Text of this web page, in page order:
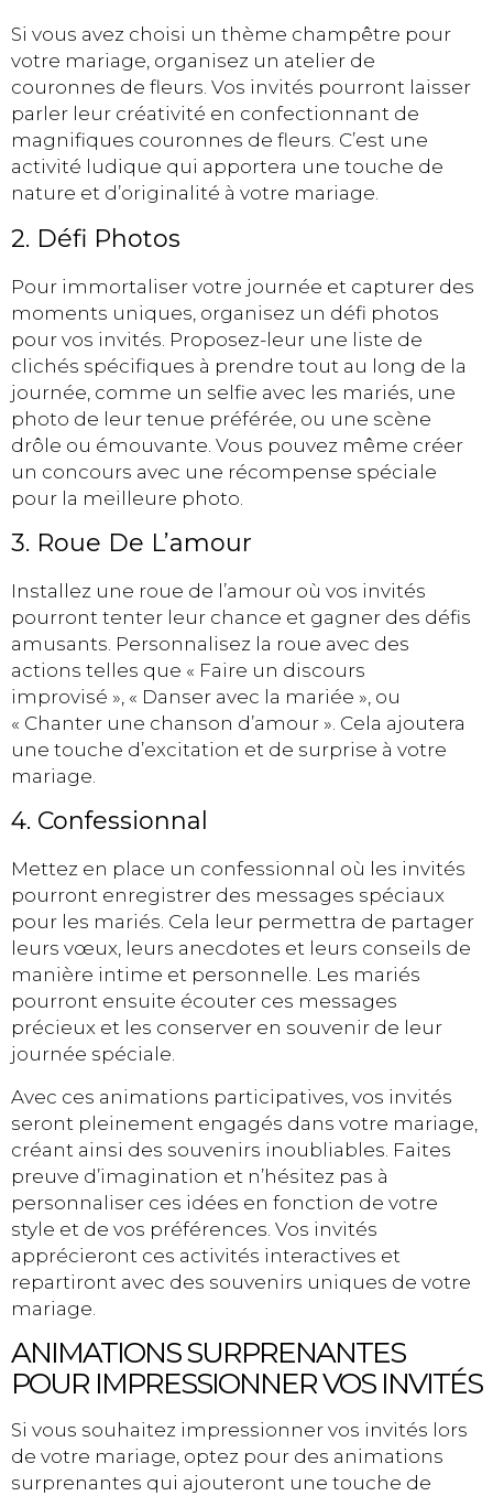
Si vous avez choisi un thème champêtre pour
votre mariage, organisez un atelier de
couronnes de fleurs. Vos invités pourront laisser
parler leur créativité en confectionnant de
magnifiques couronnes de fleurs. C’est une
activité ludique qui apportera une touche de
nature et d’originalité à votre mariage.
2. Défi Photos
Pour immortaliser votre journée et capturer des
moments uniques, organisez un défi photos
pour vos invités. Proposez-leur une liste de
clichés spécifiques à prendre tout au long de la
journée, comme un selfie avec les mariés, une
photo de leur tenue préférée, ou une scène
drôle ou émouvante. Vous pouvez même créer
un concours avec une récompense spéciale
pour la meilleure photo.
3. Roue De L’amour
Installez une roue de l’amour où vos invités
pourront tenter leur chance et gagner des défis
amusants. Personnalisez la roue avec des
actions telles que « Faire un discours
improvisé », « Danser avec la mariée », ou
« Chanter une chanson d’amour ». Cela ajoutera
une touche d’excitation et de surprise à votre
mariage.
4. Confessionnal
Mettez en place un confessionnal où les invités
pourront enregistrer des messages spéciaux
pour les mariés. Cela leur permettra de partager
leurs vœux, leurs anecdotes et leurs conseils de
manière intime et personnelle. Les mariés
pourront ensuite écouter ces messages
précieux et les conserver en souvenir de leur
journée spéciale.
Avec ces animations participatives, vos invités
seront pleinement engagés dans votre mariage,
créant ainsi des souvenirs inoubliables. Faites
preuve d’imagination et n’hésitez pas à
personnaliser ces idées en fonction de votre
style et de vos préférences. Vos invités
apprécieront ces activités interactives et
repartiront avec des souvenirs uniques de votre
mariage.
ANIMATIONS SURPRENANTES
POUR IMPRESSIONNER VOS INVITÉS
Si vous souhaitez impressionner vos invités lors
de votre mariage, optez pour des animations
surprenantes qui ajouteront une touche de